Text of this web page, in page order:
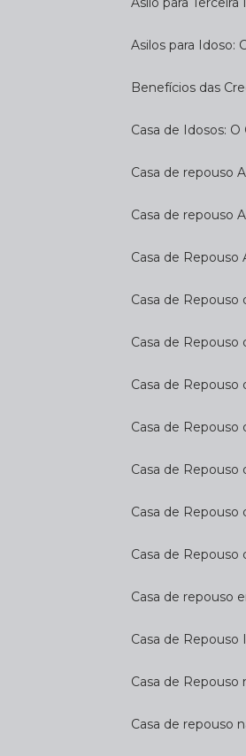
Asilos para
Benefícios das
Casa de Idosos:
Casa de
Casa de
Casa de
Casa de
Casa de
Casa de
Casa de
Casa de
Casa de
Casa de
Casa de repouso
Casa de
Casa de
Casa de